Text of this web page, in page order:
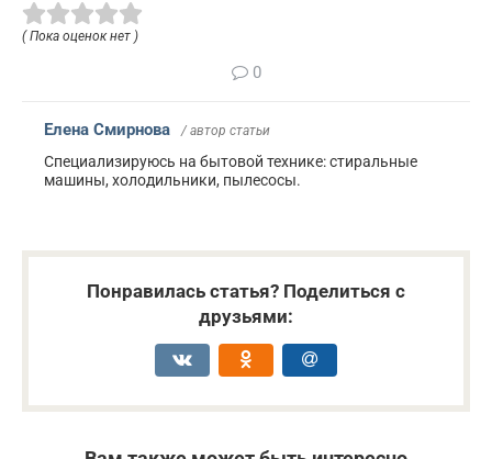
( Пока оценок нет )
0
Елена Смирнова / автор статьи
Специализируюсь на бытовой технике: стиральные
машины, холодильники, пылесосы.
Понравилась статья? Поделиться с
друзьями: